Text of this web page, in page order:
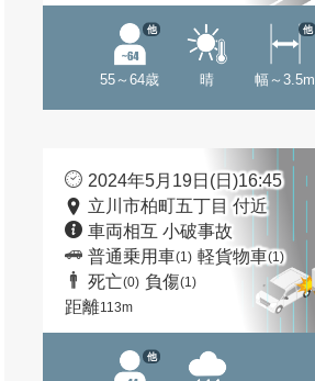
55～64歳
他
晴 幅～3.5m
他
2024年5月19日(日)16:45
立川市柏町五丁目 付近
車両相互 小破事故
普通乗用車(1) 軽貨物車(1)
死亡(0) 負傷(1)
距離113m
他